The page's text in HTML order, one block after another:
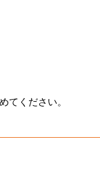
ください。